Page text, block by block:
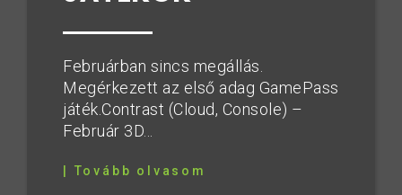
Februárban sincs megállás.
Megérkezett az első adag GamePass
játék.Contrast (Cloud, Console) –
Február 3D...
| Tovább olvasom